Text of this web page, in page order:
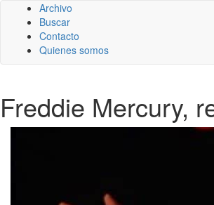
Archivo
Buscar
Contacto
Quienes somos
Freddie Mercury,